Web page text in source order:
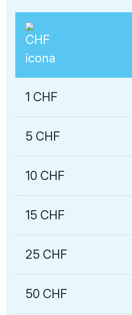
1 CHF
5 CHF
10 CHF
15 CHF
25 CHF
50 CHF